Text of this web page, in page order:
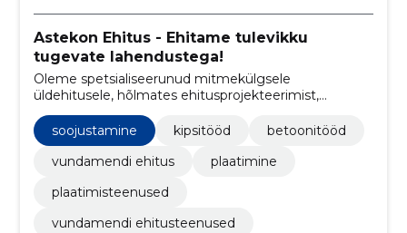
Astekon Ehitus - Ehitame tulevikku
tugevate lahendustega!
Oleme spetsialiseerunud mitmekülgsele
üldehitusele, hõlmates ehitusprojekteerimist,
ehitustöid ning renoveerimis- ja remonditeenuseid.
soojustamine
kipsitööd
betoonitööd
vundamendi ehitus
plaatimine
plaatimisteenused
vundamendi ehitusteenused